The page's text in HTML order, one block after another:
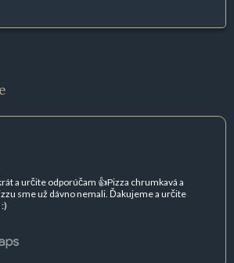
a určite odporúčam 👍Pizza chrumkavá a
sme už dávno nemali. Ďakujeme a určite